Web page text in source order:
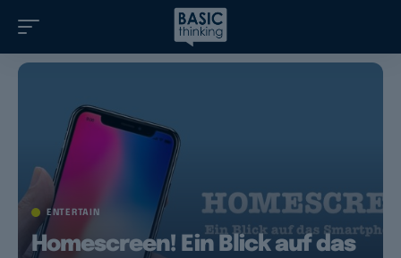
ENTERTAIN
Homescreen! Ein Blick auf das